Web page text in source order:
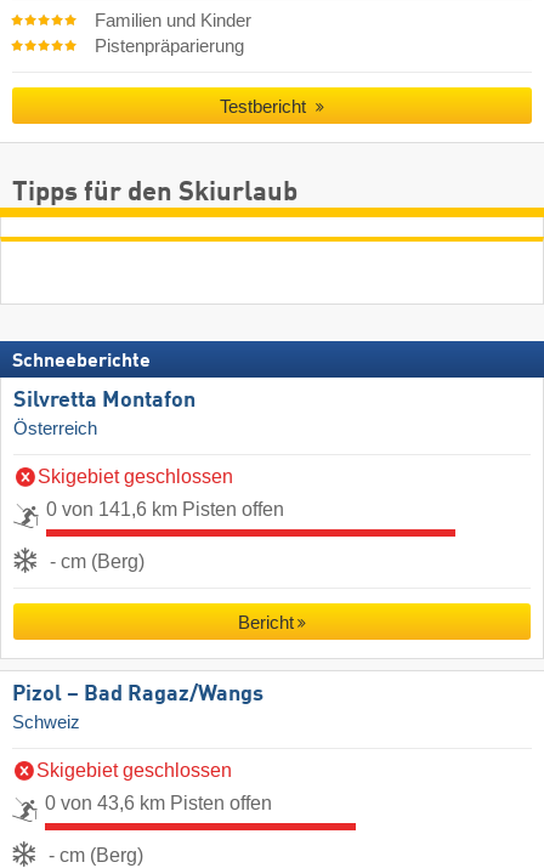
Familien und Kinder
Pistenpräparierung
Testbericht
Tipps für den Skiurlaub
Schneeberichte
Silvretta Montafon
Österreich
Skigebiet geschlossen
0 von 141,6 km Pisten offen
- cm (Berg)
Bericht
Pizol – Bad Ragaz/​Wangs
Schweiz
Skigebiet geschlossen
0 von 43,6 km Pisten offen
- cm (Berg)